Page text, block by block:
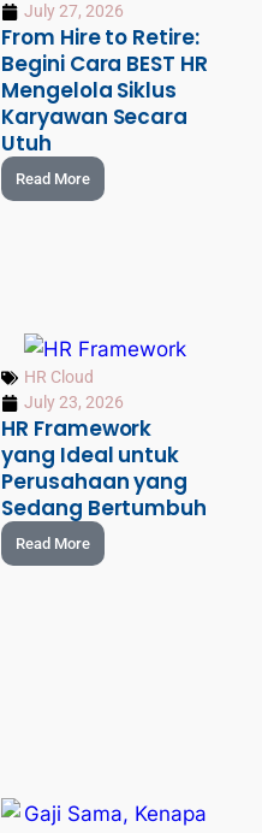
July 27, 2026
From Hire to Retire:
Begini Cara BEST HR
Mengelola Siklus
Karyawan Secara
Utuh
Read More
HR Cloud
July 23, 2026
HR Framework
yang Ideal untuk
Perusahaan yang
Sedang Bertumbuh
Read More